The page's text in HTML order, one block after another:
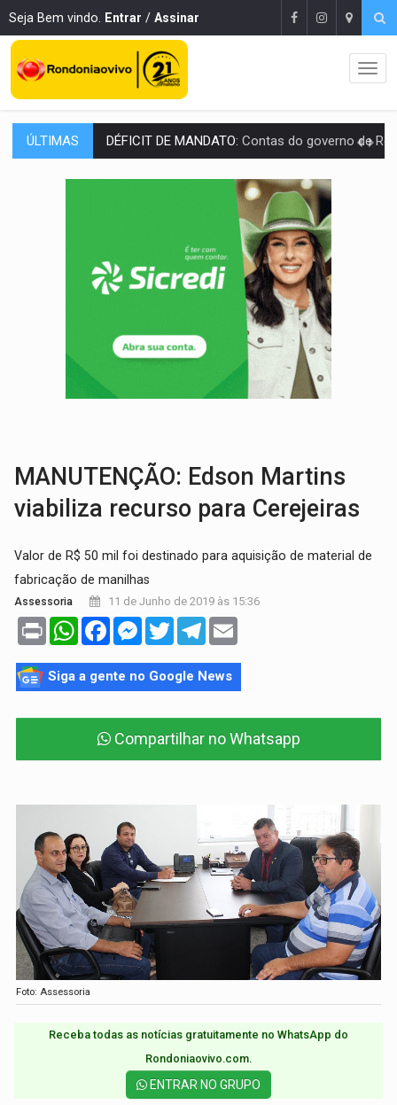
Seja Bem vindo. Entrar / Assinar
ÚLTIMAS CREDIBILIDADE:Superintendentes da PF defendem independência e apoio
ALIANÇA PODEROSA:Chapa vitaminada pode alcançar larga e boa
PM abre concurso público com 2.000 vagas para
CINEAMAZÔNIA:Filmes rondonienses provocam debate sobre temas urgentes
Publicação Legal:AVISO DE LICITAÇÃO: PREGÃO ELETRÔNICO Nº
MPRO promove intervenção artística pelos
PEDIDO DE PROVIDÊNCIA:Erosão ameaça acesso a bairros às margens do
ELEIÇÕES 2026: Policial candidato a deputado federal do PL declara
DÉFICIT DE MANDATO:
MANUTENÇÃO: Edson Martins
viabiliza recurso para Cerejeiras
Valor de R$ 50 mil foi destinado para aquisição de material de
fabricação de manilhas
Assessoria 11 de Junho de 2019 às 15:36
Print WhatsAppFacebookMessenger
TwitterTelegram
Siga a gente no Google News
Compartilhar no Whatsapp
Foto: Assessoria
Receba todas as notícias gratuitamente no WhatsApp do
Rondoniaovivo.com.​
ENTRAR NO GRUPO